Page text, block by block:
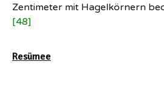
Zentimeter mit Hagelkörnern
[48]
Resümee